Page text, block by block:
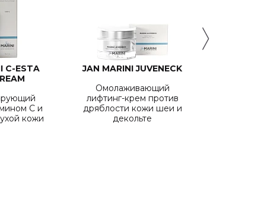
C-ESTA
С и
кожи
JAN MARINI JUVENECK
Омолаживающий
лифтинг-крем против
дряблости кожи шеи и
декольте